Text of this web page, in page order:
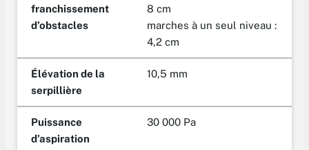
franchissement
d’obstacles
8 cm
marches à un seul niveau :
4,2 cm
Élévation de la
serpillière
10,5 mm
Puissance
d’aspiration
30 000 Pa